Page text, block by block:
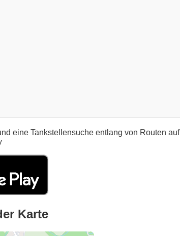
eine Tankstellensuche entlang von Routen auf
Karte